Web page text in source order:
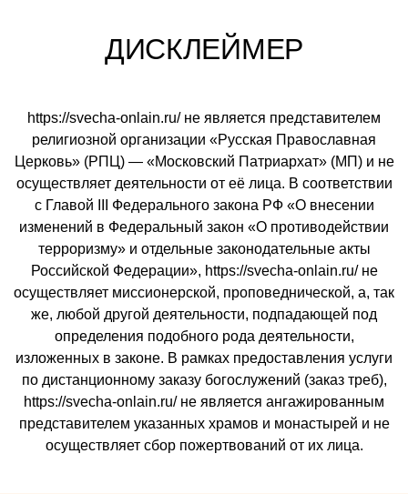
ДИСКЛЕЙМЕР
https://svecha-onlain.ru/ не является представителем
религиозной организации «Русская Православная
Церковь» (РПЦ) — «Московский Патриархат» (МП) и не
осуществляет деятельности от её лица. В соответствии
с Главой III Федерального закона РФ «О внесении
изменений в Федеральный закон «О противодействии
терроризму» и отдельные законодательные акты
Российской Федерации», https://svecha-onlain.ru/ не
осуществляет миссионерской, проповеднической, а, так
же, любой другой деятельности, подпадающей под
определения подобного рода деятельности,
изложенных в законе. В рамках предоставления услуги
по дистанционному заказу богослужений (заказ треб),
https://svecha-onlain.ru/ не является ангажированным
представителем указанных храмов и монастырей и не
осуществляет сбор пожертвований от их лица.